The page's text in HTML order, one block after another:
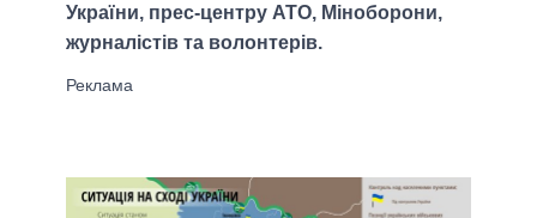
України, прес-центру АТО, Міноборони,
журналістів та волонтерів.